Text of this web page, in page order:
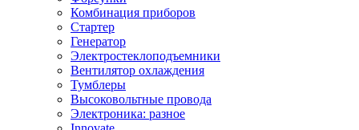
Комбинация приборов
Стартер
Генератор
Электростеклоподъемники
Вентилятор охлаждения
Тумблеры
Высоковольтные провода
Электроника: разное